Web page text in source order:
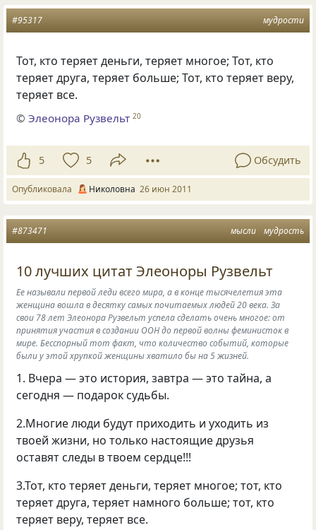
мудрости
#95317
Тот, кто теряет деньги, теряет многое; Тот, кто
теряет друга, теряет больше; Тот, кто теряет веру,
теряет все.
©Элеонора Рузвельт 20
5 5 Обсудить
Опубликовала Николовна 26 июн 2011
мысли мудрость
#873471
10 лучших цитат Элеоноры Рузвельт
Ее называли первой леди всего мира, а в конце тысячелетия эта
женщина вошла в десятку самых почитаемых людей 20 века. За
свои 78 лет Элеонора Рузвельт успела сделать очень многое: от
принятия участия в создании ООН до первой волны феминисток в
мире. Бесспорный тот факт, что количество событий, которые
были у этой хрупкой женщины хватило бы на 5 жизней.
1. Вчера — это история, завтра — это тайна, а
сегодня — подарок судьбы.
2.Многие люди будут приходить и уходить из
твоей жизни, но только настоящие друзья
оставят следы в твоем сердце!!!
3.Тот, кто теряет деньги, теряет многое; тот, кто
теряет друга, теряет намного больше; тот, кто
теряет веру, теряет все.